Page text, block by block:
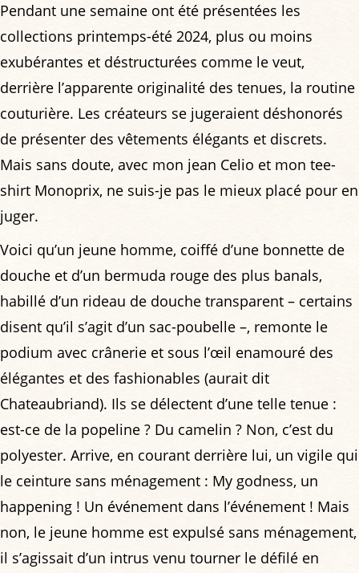
Pendant une semaine ont été présentées les
collections printemps-été 2024, plus ou moins
exubérantes et déstructurées comme le veut,
derrière l’apparente originalité des tenues, la routine
couturière. Les créateurs se jugeraient déshonorés
de présenter des vêtements élégants et discrets.
Mais sans doute, avec mon jean Celio et mon tee-
shirt Monoprix, ne suis-je pas le mieux placé pour en
juger.
Voici qu’un jeune homme, coiffé d’une bonnette de
douche et d’un bermuda rouge des plus banals,
habillé d’un rideau de douche transparent – certains
disent qu’il s’agit d’un sac-poubelle –, remonte le
podium avec crânerie et sous l’œil enamouré des
élégantes et des fashionables (aurait dit
Chateaubriand). Ils se délectent d’une telle tenue :
est-ce de la popeline ? Du camelin ? Non, c’est du
polyester. Arrive, en courant derrière lui, un vigile qui
le ceinture sans ménagement : My godness, un
happening ! Un événement dans l’événement ! Mais
non, le jeune homme est expulsé sans ménagement,
il s’agissait d’un intrus venu tourner le défilé en